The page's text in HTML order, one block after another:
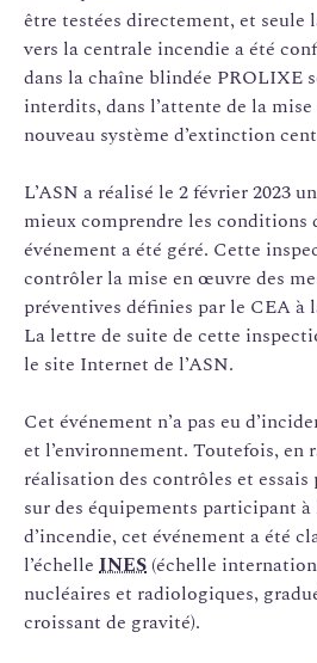
être testées directement, et seule
vers la centrale incendie a été
dans la chaîne blindée PROLIXE
interdits, dans l’attente de la mise
nouveau système d’extinction
L’ASN a réalisé le 2 février 2023
mieux comprendre les conditions
événement a été géré. Cette
contrôler la mise en œuvre des
préventives définies par le CEA à
La lettre de suite de cette
le site Internet de l’ASN.
Cet événement n’a pas eu
et l’environnement. Toutefois, en
réalisation des contrôles et
sur des équipements participant
d’incendie, cet événement a été
l’échelle INES (échelle
nucléaires et radiologiques,
croissant de gravité).